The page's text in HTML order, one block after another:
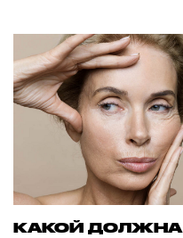
КАКОЙ ДОЛЖНА